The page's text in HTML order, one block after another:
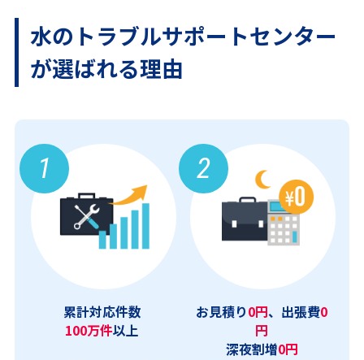
水のトラブルサポートセンター
が選ばれる理由
1
累計対応件数
100万件以上
2
お見積り0円、出張費0
円
深夜割増0円